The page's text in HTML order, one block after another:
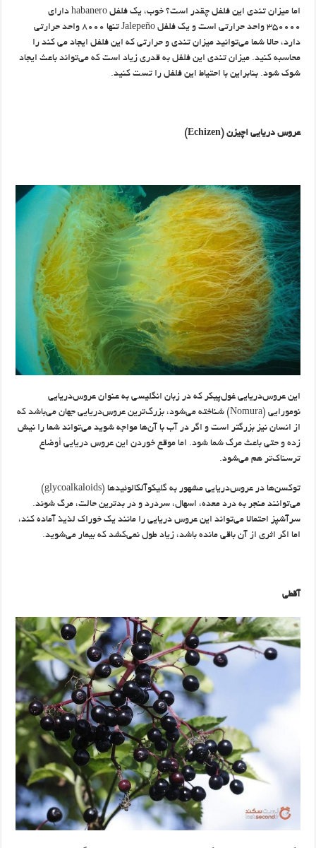
اما میزان تندی این فلفل چقدر است؟ خوب، یک فلفل habanero دارای
۳۵۰۰۰۰ واحد حرارتی است و یک فلفل Jalepeño تنها ۸۰۰۰ واحد حرارتی
دارد، حالا شما می‌توانید میزان تندی و حرارتی که این فلفل ایجاد می کند را
محاسبه کنید. میزان تندی این فلفل به قدری زیاد است که می‌تواند باعث ایجاد
شوک شود. بنابراین با احتیاط این فلفل را تست کنید.
عروس دریایی اچیزن (Echizen)
این عروس‌دریایی غول‌پیکر که در زبان انگلیسی به عنوان عروس‌دریایی
نومورایی (Nomura) شناخته می‌شود، بزرگ‌ترین عروس‌دریایی جهان می‌باشد که
از انسان نیز بزرگتر است و اگر در آب با آن‌ها مواجه شوید می‌تواند شما را نیش
زده و حتی باعث مرگ شما شود. اما موقع خوردن این عروس دریایی أوضاع
ترسناک‌تر هم می‌شود.
توکسن‌ها در عروس‌دریایی مشهور به گلیکوآلکالوئیدها (glycoalkaloids)
می‌توانند منجر به درد معده، اسهال، سردرد و در بدترین حالت، مرگ شوند.
سرآشپز احتمالا می‌تواند این عروس دریایی را مانند یک خوراک لذیذ آماده کند،
اما اگر اثری از آن باقی مانده باشد، زیاد طول نمی‌کشد که بیمار می‌شوید.
آقطی